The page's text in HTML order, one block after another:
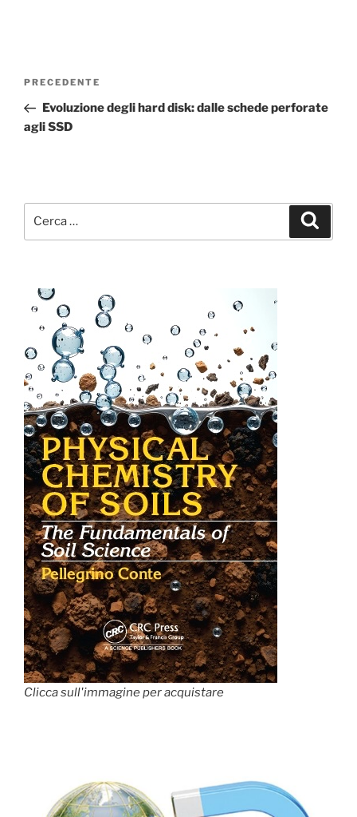
Navigazione
Articolo
precedente:
PRECEDENTE
Evoluzione degli hard disk: dalle schede perforate
agli SSD
Clicca sull'immagine per acquistare